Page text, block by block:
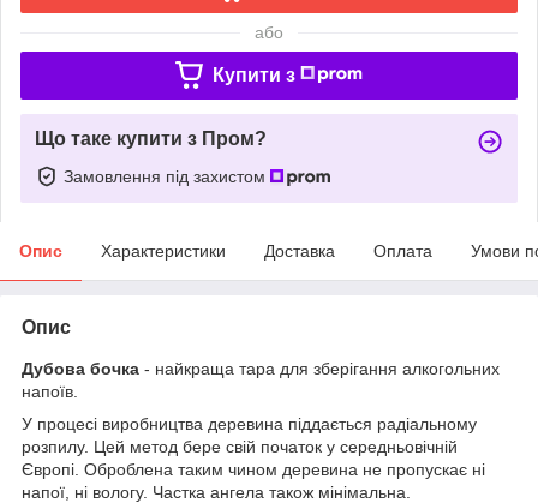
або
Купити з
Що таке купити з Пром?
Замовлення під захистом
Опис Характеристики Доставка Оплата Умови
Опис
Дубова бочка - найкраща тара для зберігання алкогольних
напоїв.
У процесі виробництва деревина піддається радіальному
розпилу. Цей метод бере свій початок у середньовічній
Європі. Оброблена таким чином деревина не пропускає ні
напої, ні вологу. Частка ангела також мінімальна.